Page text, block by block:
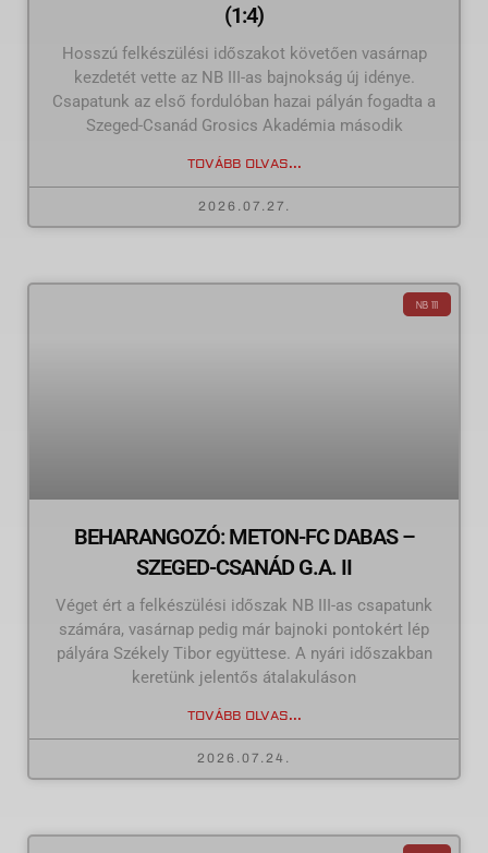
(1:4)
Hosszú felkészülési időszakot követően vasárnap
kezdetét vette az NB III-as bajnokság új idénye.
Csapatunk az első fordulóban hazai pályán fogadta a
Szeged-Csanád Grosics Akadémia második
TOVÁBB OLVAS...
2026.07.27.
NB III
BEHARANGOZÓ: METON-FC DABAS –
SZEGED-CSANÁD G.A. II
Véget ért a felkészülési időszak NB III-as csapatunk
számára, vasárnap pedig már bajnoki pontokért lép
pályára Székely Tibor együttese. A nyári időszakban
keretünk jelentős átalakuláson
TOVÁBB OLVAS...
2026.07.24.